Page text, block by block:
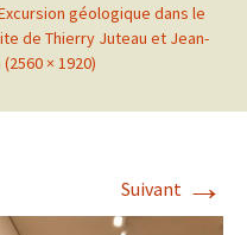
géologique dans le
de Thierry Juteau et Jean-
× 1920)
Suivant →